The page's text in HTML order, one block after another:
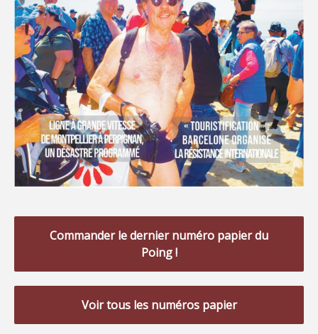
Commander le dernier numéro papier du
Poing !
Voir tous les numéros papier